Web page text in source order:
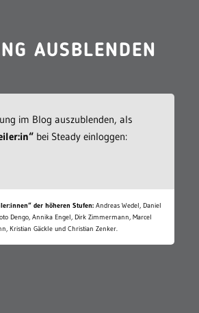
AUSBLENDEN
im Blog auszublenden, als
bei Steady einloggen:
der höheren Stufen: Andreas Wedel, Daniel
Dengo, Annika Engel, Dirk Zimmermann, Marcel
Kristian Gäckle und Christian Zenker.